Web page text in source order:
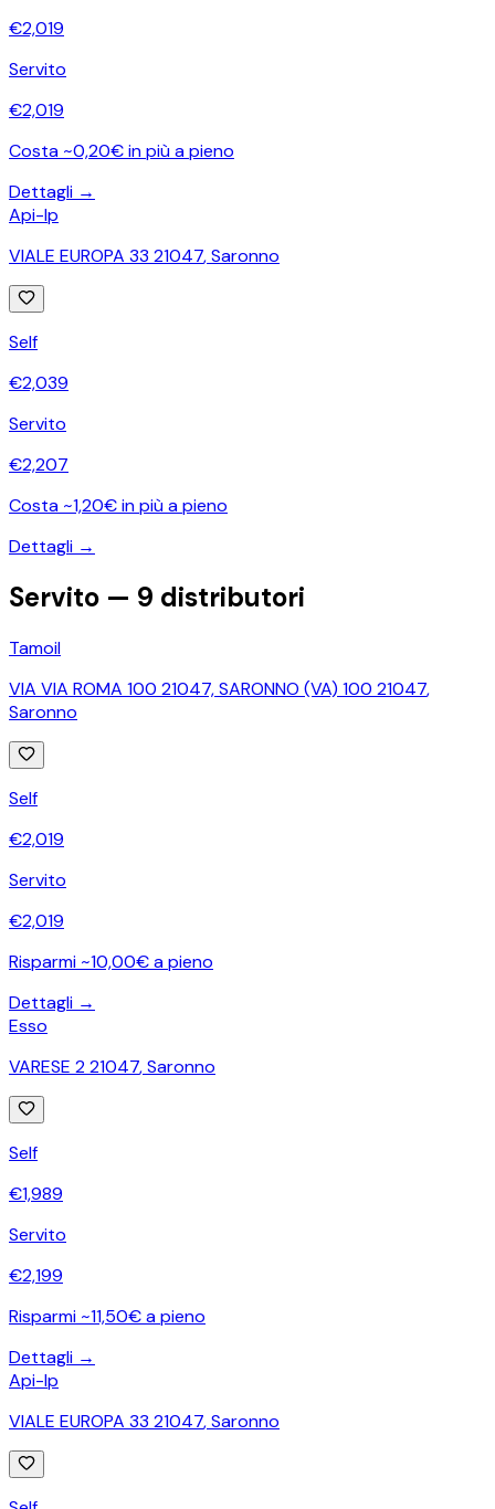
€2,019
Servito
€2,019
Costa ~0,20€ in più a pieno
Dettagli →
Api-Ip
VIALE EUROPA 33 21047,Saronno
Self
€2,039
Servito
€2,207
Costa ~1,20€ in più a pieno
Dettagli →
Servito — 9 distributori
Tamoil
VIA VIA ROMA 100 21047, SARONNO (VA) 100 21047,
Saronno
Self
€2,019
Servito
€2,019
Risparmi ~10,00€ a pieno
Dettagli →
Esso
VARESE 2 21047,Saronno
Self
€1,989
Servito
€2,199
Risparmi ~11,50€ a pieno
Dettagli →
Api-Ip
VIALE EUROPA 33 21047,Saronno